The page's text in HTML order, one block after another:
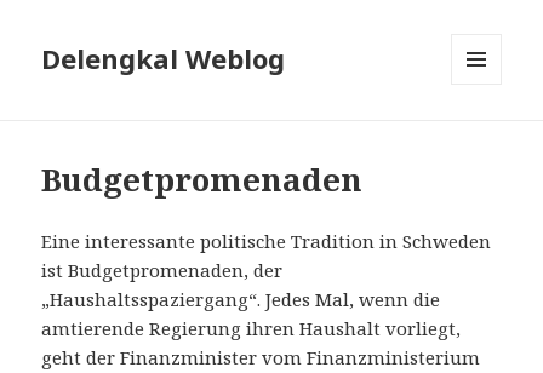
Delengkal Weblog
Budgetpromenaden
Eine interessante politische Tradition in Schweden
ist Budgetpromenaden, der
„Haushaltsspaziergang“. Jedes Mal, wenn die
amtierende Regierung ihren Haushalt vorliegt,
geht der Finanzminister vom Finanzministerium